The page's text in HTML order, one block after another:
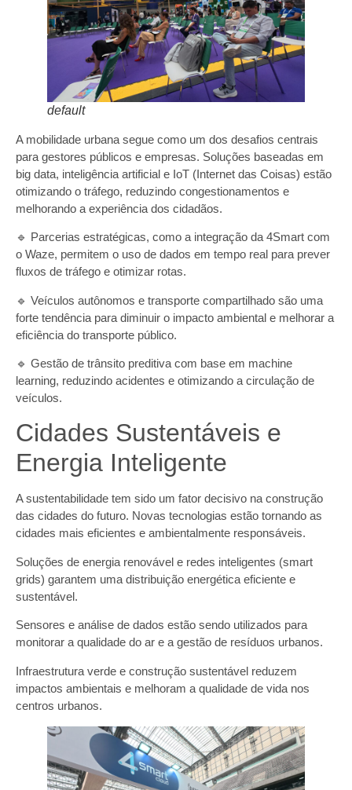
default
A mobilidade urbana segue como um dos desafios centrais
para gestores públicos e empresas. Soluções baseadas em
big data, inteligência artificial e IoT (Internet das Coisas) estão
otimizando o tráfego, reduzindo congestionamentos e
melhorando a experiência dos cidadãos.
🔹 Parcerias estratégicas, como a integração da 4Smart com
o Waze, permitem o uso de dados em tempo real para prever
fluxos de tráfego e otimizar rotas.
🔹 Veículos autônomos e transporte compartilhado são uma
forte tendência para diminuir o impacto ambiental e melhorar a
eficiência do transporte público.
🔹 Gestão de trânsito preditiva com base em machine
learning, reduzindo acidentes e otimizando a circulação de
veículos.
Cidades Sustentáveis e
Energia Inteligente
A sustentabilidade tem sido um fator decisivo na construção
das cidades do futuro. Novas tecnologias estão tornando as
cidades mais eficientes e ambientalmente responsáveis.
Soluções de energia renovável e redes inteligentes (smart
grids) garantem uma distribuição energética eficiente e
sustentável.
Sensores e análise de dados estão sendo utilizados para
monitorar a qualidade do ar e a gestão de resíduos urbanos.
Infraestrutura verde e construção sustentável reduzem
impactos ambientais e melhoram a qualidade de vida nos
centros urbanos.